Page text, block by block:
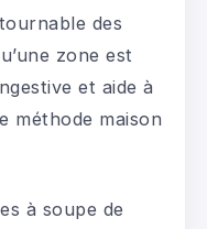
des
zone est
et aide à
méthode maison
à soupe de